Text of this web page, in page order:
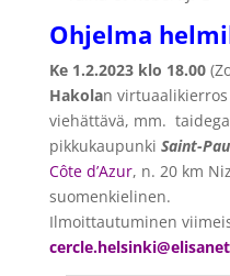
Ohjelma
Ke 1.2.2023 klo 18.00
Hakolan virtuaalikierros
viehättävä, mm.
pikkukaupunki Saint-
Côte d’Azur, n. 20 km
suomenkielinen.
Ilmoittautuminen
cercle